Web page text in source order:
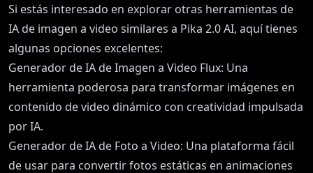
Si estás interesado en explorar otras herramientas de
IA de imagen a video similares a Pika 2.0 AI, aquí tienes
algunas opciones excelentes:
Generador de IA de Imagen a Video Flux: Una
herramienta poderosa para transformar imágenes en
contenido de video dinámico con creatividad impulsada
por IA.
Generador de IA de Foto a Video: Una plataforma fácil
de usar para convertir fotos estáticas en animaciones